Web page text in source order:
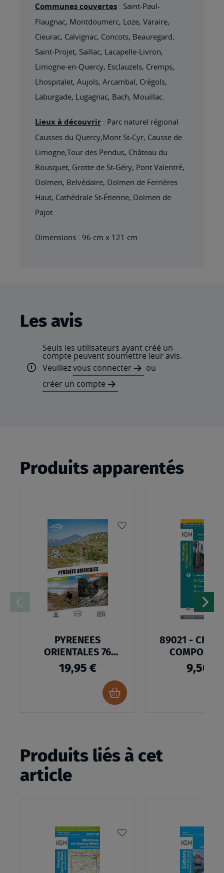
Communes couvertes : Saint-Paul-
Flaugnac, Montdoumerc, Loze, Varaire,
Cieurac, Calvignac, Concots, Beauregard,
Saint-Projet, Saillac, Lacapelle-Livron,
Limogne-en-Quercy, Esclauzels, Cremps,
Lhospitalet, Aujols, Arcambal, Crégols,
Laburgade, Lugagnac, Bach, Mouillac.
Lieux à découvrir : Parc naturel régional
Causses du Quercy,Mont St-Cyr, Causse de
Limogne,Tour des Pendus, Château du
Bousquet, Grotte de St-Géry, Pont Valentré,
Dolmen, Belvédaire, Dolmen de Ferrières
Haut, Cathédrale St-Étienne, Dolmen de
Pajot.
Dimensions : 96 cm x 121 cm
Les avis
Seuls les utilisateurs ayant créé un
compte peuvent soumettre leur avis.
Veuillezvous connecter
ou
créer un compte
Produits apparentés
PYRENEES
ORIENTALES 76
ITINERAIRES
19,95 €
Ajouter
au
89021 -
GR®65-2
9,50 €
Produits liés à cet
article